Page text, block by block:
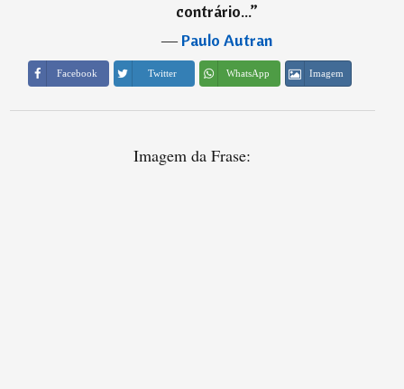
contrário...”
―Paulo Autran
Facebook Twitter WhatsApp Imagem
Imagem da Frase: